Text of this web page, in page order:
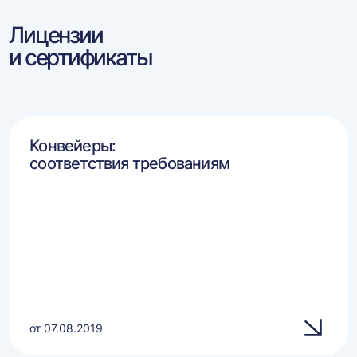
Лицензии
и сертификаты
Конвейеры:
соответствия требованиям
от 07.08.2019